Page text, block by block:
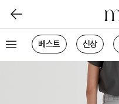
베스트 신상